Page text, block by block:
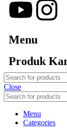
Menu
Produk
Close
Menu
Categories